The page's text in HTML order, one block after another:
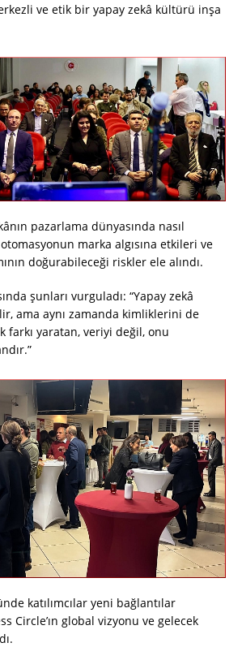
ve etik bir yapay zekâ kültürü inşa
pazarlama dünyasında nasıl
marka algısına etkileri ve
doğurabileceği riskler ele alındı.
şunları vurguladı: “Yapay zekâ
ama aynı zamanda kimliklerini de
farkı yaratan, veriyi değil, onu
katılımcılar yeni bağlantılar
Circle’ın global vizyonu ve gelecek